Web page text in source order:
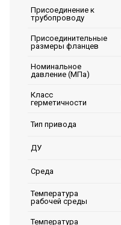
Присоединение к
трубопроводу
Присоединительные
размеры фланцев
Номинальное
давление (МПа)
Класс
герметичности
Тип привода
ДУ
Среда
Температура
рабочей среды
Температура